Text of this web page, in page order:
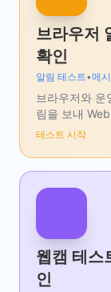
브라우저
확인
알림 테스트 •메
브라우저와
림을 보내
테스트 시작
웹캠 테스
인